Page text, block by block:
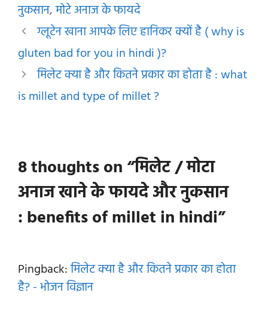
नुकसान,मोटे अनाज के फायदे
ग्लूटेन खाना आपके लिए हानिकर क्यों है ( why is
gluten bad for you in hindi )?
मिलेट क्या है और कितने प्रकार का होता है : what
is millet and type of millet ?
8 thoughts on “मिलेट / मोटा
अनाज खाने के फायदे और नुकसान
: benefits of millet in hindi”
Pingback:मिलेट क्या है और कितने प्रकार का होता
है? - भोजन विज्ञान